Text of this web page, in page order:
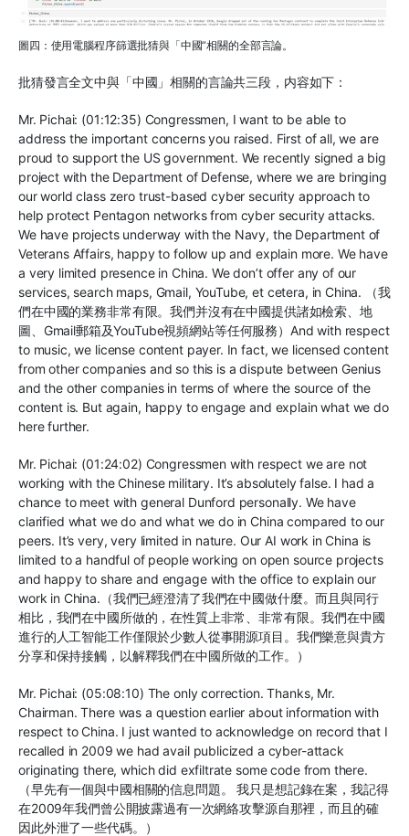
圖四：使用電腦程序篩選批猜與「中國”相關的全部言論。
批猜發言全文中與「中國」相關的言論共三段，内容如下：
Mr. Pichai: (01:12:35) Congressmen, I want to be able to
address the important concerns you raised. First of all, we are
proud to support the US government. We recently signed a big
project with the Department of Defense, where we are bringing
our world class zero trust-based cyber security approach to
help protect Pentagon networks from cyber security attacks.
We have projects underway with the Navy, the Department of
Veterans Affairs, happy to follow up and explain more. We have
a very limited presence in China. We don’t offer any of our
services, search maps, Gmail, YouTube, et cetera, in China. （我
們在中國的業務非常有限。我們并沒有在中國提供諸如檢索、地
圖、Gmail郵箱及YouTube視頻網站等任何服務）And with respect
to music, we license content payer. In fact, we licensed content
from other companies and so this is a dispute between Genius
and the other companies in terms of where the source of the
content is. But again, happy to engage and explain what we do
here further.
Mr. Pichai: (01:24:02) Congressmen with respect we are not
working with the Chinese military. It’s absolutely false. I had a
chance to meet with general Dunford personally. We have
clarified what we do and what we do in China compared to our
peers. It’s very, very limited in nature. Our AI work in China is
limited to a handful of people working on open source projects
and happy to share and engage with the office to explain our
work in China.（我們已經澄清了我們在中國做什麼。而且與同行
相比，我們在中國所做的，在性質上非常、非常有限。我們在中國
進行的人工智能工作僅限於少數人從事開源項目。我們樂意與貴方
分享和保持接觸，以解釋我們在中國所做的工作。）
Mr. Pichai: (05:08:10) The only correction. Thanks, Mr.
Chairman. There was a question earlier about information with
respect to China. I just wanted to acknowledge on record that I
recalled in 2009 we had avail publicized a cyber-attack
originating there, which did exfiltrate some code from there.
（早先有一個與中國相關的信息問題。 我只是想記錄在案，我記得
在2009年我們曾公開披露過有一次網絡攻擊源自那裡，而且的確
因此外泄了一些代碼。）